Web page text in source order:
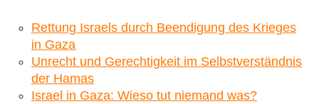
Rettung Israels durch Beendigung des Krieges
in Gaza
Unrecht und Gerechtigkeit im Selbstverständnis
der Hamas
Israel in Gaza: Wieso tut niemand was?